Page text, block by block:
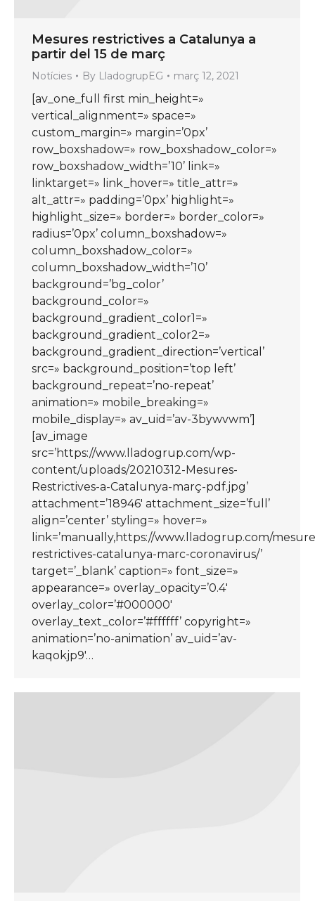
Mesures restrictives a Catalunya a
partir del 15 de març
Notícies By LladogrupEG març 12, 2021
[av_one_full first min_height=»
vertical_alignment=» space=»
custom_margin=» margin=’0px’
row_boxshadow=» row_boxshadow_color=»
row_boxshadow_width=’10’ link=»
linktarget=» link_hover=» title_attr=»
alt_attr=» padding=’0px’ highlight=»
highlight_size=» border=» border_color=»
radius=’0px’ column_boxshadow=»
column_boxshadow_color=»
column_boxshadow_width=’10’
background=’bg_color’
background_color=»
background_gradient_color1=»
background_gradient_color2=»
background_gradient_direction=’vertical’
src=» background_position=’top left’
background_repeat=’no-repeat’
animation=» mobile_breaking=»
mobile_display=» av_uid=’av-3bywvwm’]
[av_image
src=’https://www.lladogrup.com/wp-
content/uploads/20210312-Mesures-
Restrictives-a-Catalunya-març-pdf.jpg’
attachment=’18946′ attachment_size=’full’
align=’center’ styling=» hover=»
link=’manually,https://www.lladogrup.com/
restrictives-catalunya-marc-coronavirus/’
target=’_blank’ caption=» font_size=»
appearance=» overlay_opacity=’0.4′
overlay_color=’#000000′
overlay_text_color=’#ffffff’ copyright=»
animation=’no-animation’ av_uid=’av-
kaqokjp9′…